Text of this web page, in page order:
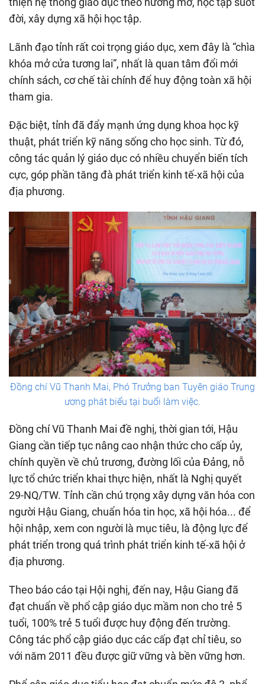
đời, xây dựng xã hội học tập.
Lãnh đạo tỉnh rất coi trọng giáo dục, xem đây là “chìa
khóa mở cửa tương lai”, nhất là quan tâm đổi mới
chính sách, cơ chế tài chính để huy động toàn xã hội
tham gia.
Đặc biệt, tỉnh đã đẩy mạnh ứng dụng khoa học kỹ
thuật, phát triển kỹ năng sống cho học sinh. Từ đó,
công tác quản lý giáo dục có nhiều chuyển biến tích
cực, góp phần tăng đà phát triển kinh tế-xã hội của
địa phương.
Đồng chí Vũ Thanh Mai, Phó Trưởng ban Tuyên giáo Trung
ương phát biểu tại buổi làm việc.
Đồng chí Vũ Thanh Mai đề nghị, thời gian tới, Hậu
Giang cần tiếp tục nâng cao nhận thức cho cấp ủy,
chính quyền về chủ trương, đường lối của Đảng, nỗ
lực tổ chức triển khai thực hiện, nhất là Nghị quyết
29-NQ/TW. Tỉnh cần chú trọng xây dựng văn hóa con
người Hậu Giang, chuẩn hóa tin học, xã hội hóa... để
hội nhập, xem con người là mục tiêu, là động lực để
phát triển trong quá trình phát triển kinh tế-xã hội ở
địa phương.
Theo báo cáo tại Hội nghị, đến nay, Hậu Giang đã
đạt chuẩn về phổ cập giáo dục mầm non cho trẻ 5
tuổi, 100% trẻ 5 tuổi được huy động đến trường.
Công tác phổ cập giáo dục các cấp đạt chỉ tiêu, so
với năm 2011 đều được giữ vững và bền vững hơn.